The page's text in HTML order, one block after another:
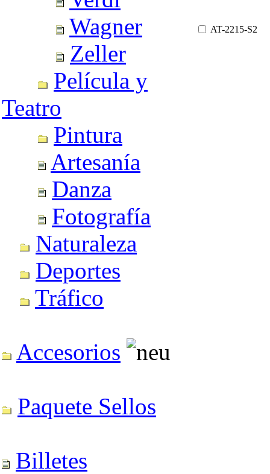
Wagner
Zeller
Película y
Teatro
Pintura
Artesanía
Danza
Fotografía
Naturaleza
Deportes
Tráfico
Accesorios
Paquete Sellos
Billetes
AT-2215-S2